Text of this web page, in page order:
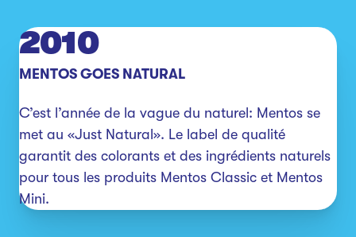
2010
MENTOS GOES NATURAL
C’est l’année de la vague du naturel: Mentos se
met au «Just Natural». Le label de qualité
garantit des colorants et des ingrédients naturels
pour tous les produits Mentos Classic et Mentos